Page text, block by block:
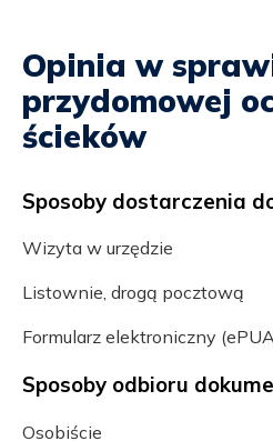
Opinia w
przydomowej
ścieków
Sposoby dostarczenia
Wizyta w urzędzie
Listownie, drogą pocztową
Formularz elektroniczny
Sposoby odbioru
Osobiście